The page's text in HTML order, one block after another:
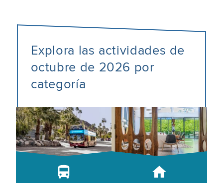
Explora las actividades de
octubre de 2026 por
categoría